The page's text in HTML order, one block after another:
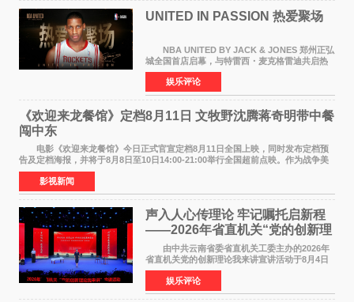
UNITED IN PASSION 热爱聚场
NBA UNITED BY JACK & JONES 郑州正弘
城全国首店启幕，与特雷西・麦克格雷迪共启热
爱 2026 年7 月21 日，
NBAUNITEDBYJACK&JONES 全国首店，于郑
州正弘城正式启幕。NBA 传奇球星
娱乐评论
《欢迎来龙餐馆》定档8月11日 文牧野沈腾蒋奇明带中餐
闯中东
电影《欢迎来龙餐馆》今日正式官宣定档8月11日全国上映，同时发布定档预
告及定档海报，并将于8月8日至10日14:00-21:00举行全国超前点映。作为战争美
食大片，影片讲述的是中国厨师徐福（沈腾
影视新闻
声入人心传理论 牢记嘱托启新程
——2026年省直机关“党的创新理
论我来讲”宣讲活动圆满落幕
由中共云南省委省直机关工委主办的2026年
省直机关党的创新理论我来讲宣讲活动于8月4日
至5日在昆明举办。活动以 "牢记嘱托 感恩奋进
开创云南发展新局面 "为主题，坚持以新时代中国
特色社会主义
娱乐评论